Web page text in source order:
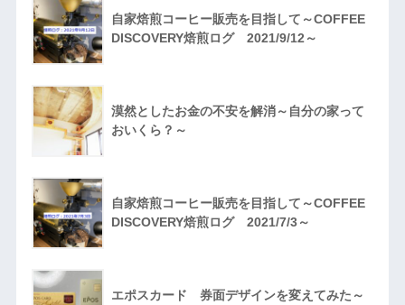
自家焙煎コーヒー販売を目指して～COFFEE
DISCOVERY焙煎ログ 2021/9/12～
漠然としたお金の不安を解消～自分の家って
おいくら？～
自家焙煎コーヒー販売を目指して～COFFEE
DISCOVERY焙煎ログ 2021/7/3～
エポスカード 券面デザインを変えてみた～